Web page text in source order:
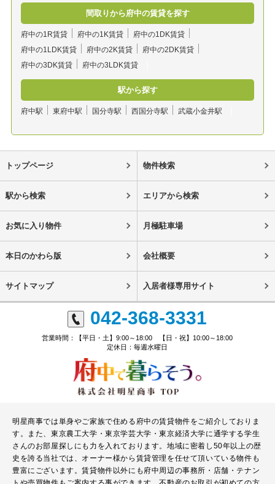
間取りから府中の賃貸を探す
府中の1R賃貸 府中の1K賃貸
府中の1DK賃貸
府中の1LDK賃貸
府中の2K賃貸
府中の2DK賃貸
府中の3DK賃貸
府中の3LDK賃貸
駅から探す
府中駅 東府中駅 国分寺駅 西国分寺駅 武蔵小金井駅
トップページ 物件検索
駅から検索 エリアから検索
お気に入り物件 月極駐車場
本日のかわら版 会社概要
サイトマップ 入居者様専用サイト
042-368-3331
営業時間：【平日・土】9:00～18:00 【日・祝】10:00～18:00
定休日：毎週水曜日
明星商事では単身やご家族で住める府中の賃貸物件をご紹介しておりま
す。また、東京農工大学・東京学芸大学・東京経済大学に通学する学生
さんのお部屋探しにも力を入れております。地域に密着し50年以上の歴
史を誇る当社では、オーナー様から賃貸管理を任せて頂いている物件も
豊富にございます。賃貸物件以外にも府中周辺の事務所・店舗・テナン